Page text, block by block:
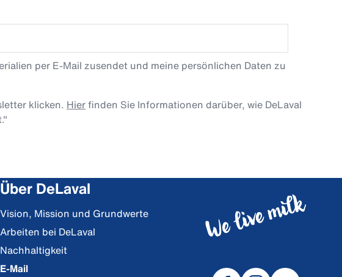
per E-Mail zusendet und meine persönlichen Daten zu
klicken. Hierfinden Sie Informationen darüber, wie DeLaval
Über DeLaval
Vision, Mission und Grundwerte
Arbeiten bei DeLaval
Nachhaltigkeit
E-Mail